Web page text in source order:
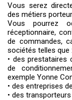
Vous serez
des métiers
Vous pourrez
réceptionnaire,
de commandes,
sociétés telles que :
• des prestataires
de
exemple Yonne
• des entreprises
• des